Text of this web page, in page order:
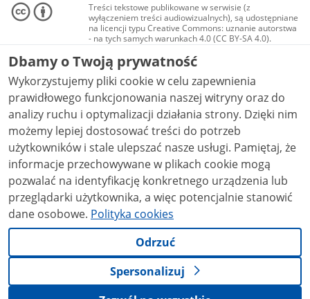
Treści tekstowe publikowane w serwisie (z
wyłączeniem treści audiowizualnych), są udostępniane
na licencji typu Creative Commons: uznanie autorstwa
- na tych samych warunkach 4.0 (CC BY-SA 4.0).
Materiały audiowizualne, w tym zdjęcia, materiały
audio i wideo, są udostępniane na licencji typu
Creative Commons: uznanie autorstwa użycie
niekomercyjne - bez utworów zależnych 4.0 (CC BY-
NC-ND 4.0), o ile nie jest to stwierdzone inaczej.
Dbamy o Twoją prywatność
Wykorzystujemy pliki cookie w celu zapewnienia
prawidłowego funkcjonowania naszej witryny oraz do
analizy ruchu i optymalizacji działania strony. Dzięki nim
możemy lepiej dostosować treści do potrzeb
użytkowników i stale ulepszać nasze usługi. Pamiętaj, że
informacje przechowywane w plikach cookie mogą
pozwalać na identyfikację konkretnego urządzenia lub
przeglądarki użytkownika, a więc potencjalnie stanowić
dane osobowe. Polityka cookies
Odrzuć
Spersonalizuj